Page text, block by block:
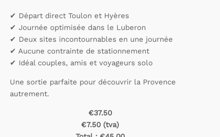
✔ Départ direct Toulon et Hyères
✔ Journée optimisée dans le Luberon
✔ Deux sites incontournables en une journée
✔ Aucune contrainte de stationnement
✔ Idéal couples, amis et voyageurs solo
Une sortie parfaite pour découvrir la Provence
autrement.
€37.50
€7.50 (tva)